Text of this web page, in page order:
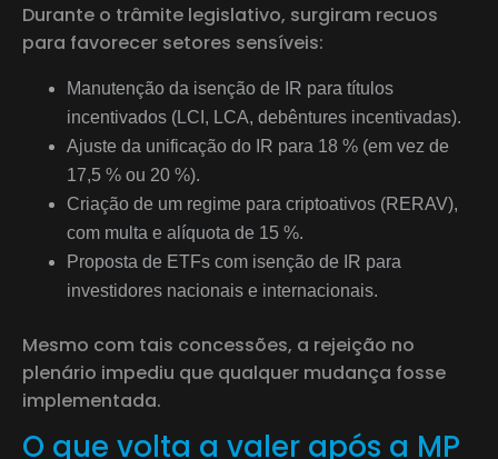
Durante o trâmite legislativo, surgiram recuos
para favorecer setores sensíveis:
Manutenção da isenção de IR para títulos
incentivados (LCI, LCA, debêntures incentivadas).
Ajuste da unificação do IR para 18 % (em vez de
17,5 % ou 20 %).
Criação de um regime para criptoativos (RERAV),
com multa e alíquota de 15 %.
Proposta de ETFs com isenção de IR para
investidores nacionais e internacionais.
Mesmo com tais concessões, a rejeição no
plenário impediu que qualquer mudança fosse
implementada.
O que volta a valer após a MP